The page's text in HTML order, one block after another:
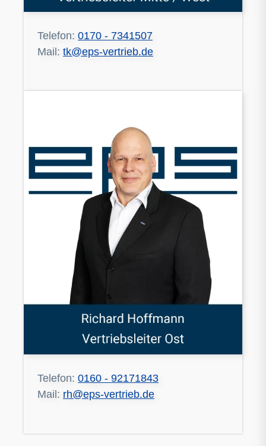
Telefon: 0170 - 7341507
Mail: tk@eps-vertrieb.de
Telefon: 0160 - 92171843
Mail: rh@eps-vertrieb.de